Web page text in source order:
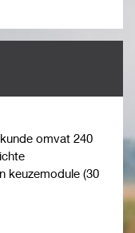
omvat 240
keuzemodule (30
essentieel